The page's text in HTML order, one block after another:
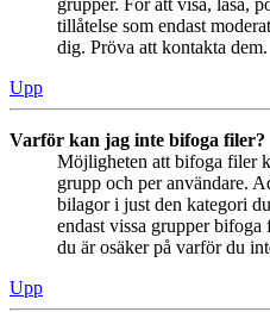
grupper. För att visa, läsa,
tillåtelse som endast
dig. Pröva att kontakta dem.
Upp
Varför kan jag inte bifoga filer?
Möjligheten att bifoga filer
grupp och per användare.
bilagor i just den kategori
endast vissa grupper
du är osäker på varför du
Upp